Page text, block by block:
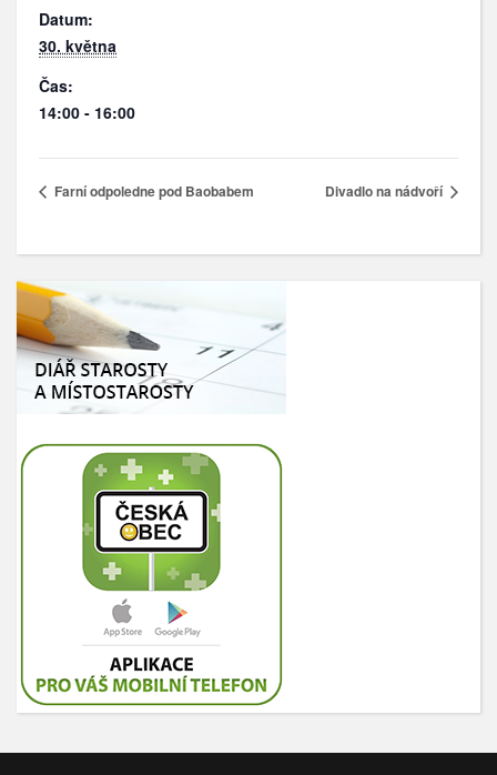
Datum:
30. května
Čas:
14:00 - 16:00
Farní odpoledne pod Baobabem Divadlo na nádvoří